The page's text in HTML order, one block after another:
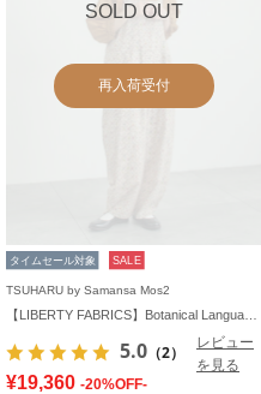
SOLD OUT
再入荷受付
タイムセール対象 SALE
TSUHARU by Samansa Mos2
5.0 （2）
レビュー
を見る
¥19,360 -20%OFF-